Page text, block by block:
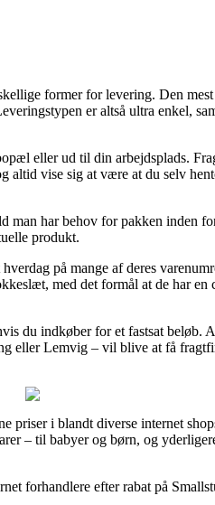
former for levering. Den
er altså ultra enkel,
eller ud til din arbejdsplads.
vise sig at være at du selv
har behov for pakken inden
produkt.
på mange af deres
med det formål at de har
du indkøber for et fastsat beløb.
eller Lemvig – vil blive at få
i blandt diverse internet
– til babyer og børn, og
forhandlere efter rabat på